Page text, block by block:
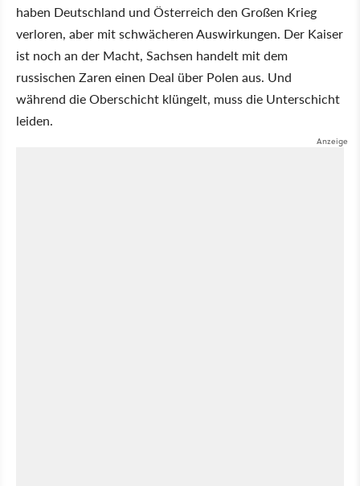
haben Deutschland und Österreich den Großen Krieg
verloren, aber mit schwächeren Auswirkungen. Der Kaiser
ist noch an der Macht, Sachsen handelt mit dem
russischen Zaren einen Deal über Polen aus. Und
während die Oberschicht klüngelt, muss die Unterschicht
leiden.